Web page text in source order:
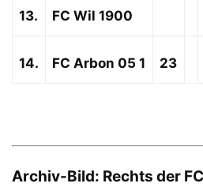
13. FC Wil 1900
14. FC Arbon 05 1 23
Archiv-Bild: Rechts der